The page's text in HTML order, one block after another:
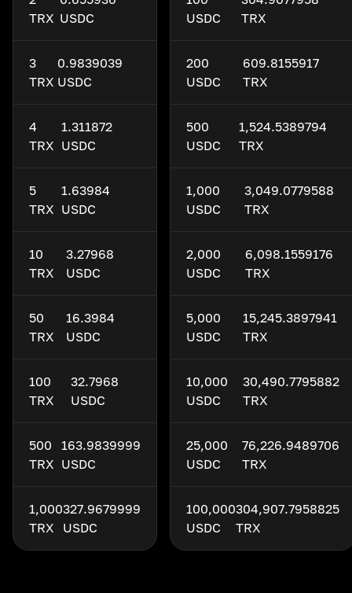
TRX USDC
3
TRX
0.9839039
USDC
4
TRX
1.311872
USDC
5
TRX
1.63984
USDC
10
TRX
3.27968
USDC
50
TRX
16.3984
USDC
100
TRX
32.7968
USDC
500
TRX
163.9839999
USDC
1,000
TRX
327.9679999
USDC
USDC
TRX
200
USDC
609.8155917
TRX
500
USDC
1,524.5389794
TRX
1,000
USDC
3,049.0779588
TRX
2,000
USDC
6,098.1559176
TRX
5,000
USDC
15,245.3897941
TRX
10,000
USDC
30,490.7795882
TRX
25,000
USDC
76,226.9489706
TRX
100,000
USDC
304,907.7958825
TRX